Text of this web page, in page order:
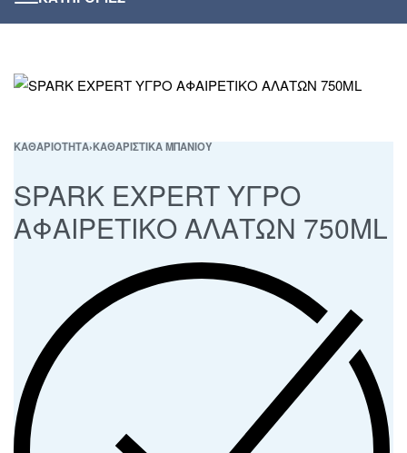
ΚΑΘΑΡΙΟΤΗΤΑ›ΚΑΘΑΡΙΣΤΙΚΑ ΜΠΑΝΙΟΥ
SPARK EXPERT ΥΓΡΟ
ΑΦΑΙΡΕΤΙΚΟ ΑΛΑΤΩΝ 750ML